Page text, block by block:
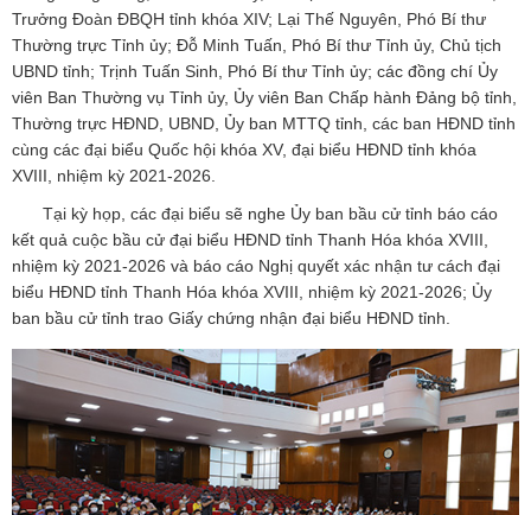
Trưởng Đoàn ĐBQH tỉnh khóa XIV; Lại Thế Nguyên, Phó Bí thư
Thường trực Tỉnh ủy; Đỗ Minh Tuấn, Phó Bí thư Tỉnh ủy, Chủ tịch
UBND tỉnh; Trịnh Tuấn Sinh, Phó Bí thư Tỉnh ủy; các đồng chí Ủy
viên Ban Thường vụ Tỉnh ủy, Ủy viên Ban Chấp hành Đảng bộ tỉnh,
Thường trực HĐND, UBND, Ủy ban MTTQ tỉnh, các ban HĐND tỉnh
cùng các đại biểu Quốc hội khóa XV, đại biểu HĐND tỉnh khóa
XVIII, nhiệm kỳ 2021-2026.
Tại kỳ họp, các đại biểu sẽ nghe Ủy ban bầu cử tỉnh báo cáo
kết quả cuộc bầu cử đại biểu HĐND tỉnh Thanh Hóa khóa XVIII,
nhiệm kỳ 2021-2026 và báo cáo Nghị quyết xác nhận tư cách đại
biểu HĐND tỉnh Thanh Hóa khóa XVIII, nhiệm kỳ 2021-2026; Ủy
ban bầu cử tỉnh trao Giấy chứng nhận đại biểu HĐND tỉnh.